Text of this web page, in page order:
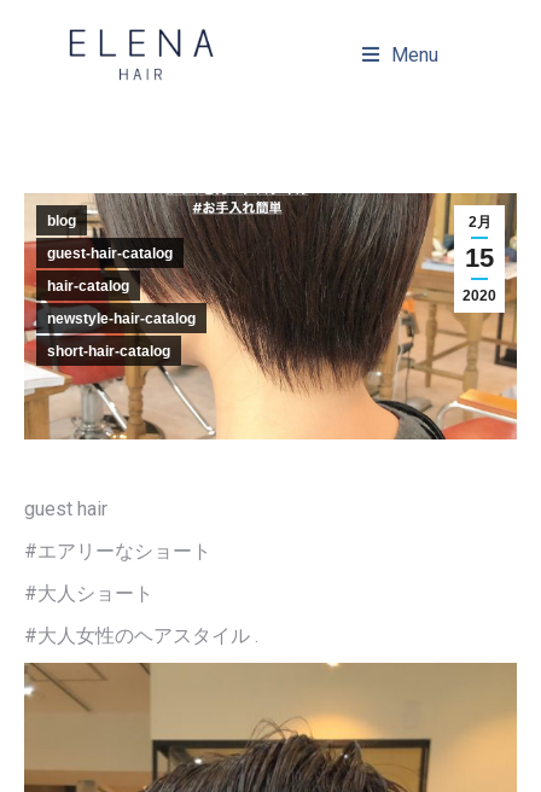
Menu
2月
15
2020
blog
guest-hair-catalog
hair-catalog
newstyle-hair-catalog
short-hair-catalog
guest hair
#エアリーなショート
#大人ショート
#大人女性のヘアスタイル .